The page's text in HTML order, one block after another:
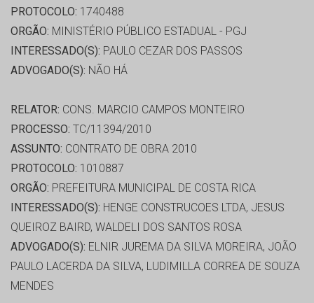
PROTOCOLO: 1740488
ORGÃO: MINISTÉRIO PÚBLICO ESTADUAL - PGJ
INTERESSADO(S): PAULO CEZAR DOS PASSOS
ADVOGADO(S): NÃO HÁ
RELATOR: CONS. MARCIO CAMPOS MONTEIRO
PROCESSO: TC/11394/2010
ASSUNTO: CONTRATO DE OBRA 2010
PROTOCOLO: 1010887
ORGÃO: PREFEITURA MUNICIPAL DE COSTA RICA
INTERESSADO(S): HENGE CONSTRUCOES LTDA, JESUS
QUEIROZ BAIRD, WALDELI DOS SANTOS ROSA
ADVOGADO(S): ELNIR JUREMA DA SILVA MOREIRA, JOÃO
PAULO LACERDA DA SILVA, LUDIMILLA CORREA DE SOUZA
MENDES